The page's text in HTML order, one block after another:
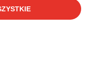
plików cookies.